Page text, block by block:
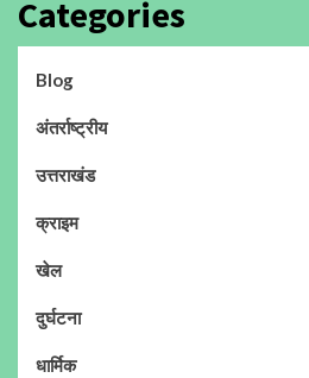
Categories
Blog
अंतर्राष्ट्रीय
उत्तराखंड
क्राइम
खेल
दुर्घटना
धार्मिक